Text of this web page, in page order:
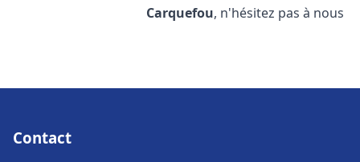
Carquefou, n'hésitez pas à nous
Contact